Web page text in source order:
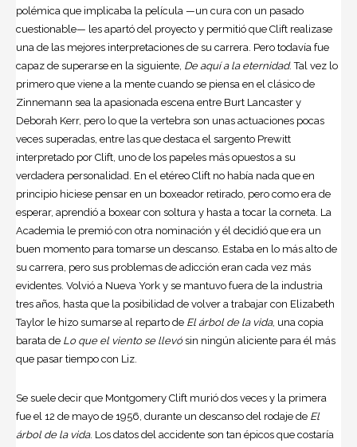
polémica que implicaba la película —un cura con un pasado
cuestionable— les apartó del proyecto y permitió que Clift realizase
una de las mejores interpretaciones de su carrera. Pero todavía fue
capaz de superarse en la siguiente, De aquí a la eternidad. Tal vez lo
primero que viene a la mente cuando se piensa en el clásico de
Zinnemann sea la apasionada escena entre Burt Lancaster y
Deborah Kerr, pero lo que la vertebra son unas actuaciones pocas
veces superadas, entre las que destaca el sargento Prewitt
interpretado por Clift, uno de los papeles más opuestos a su
verdadera personalidad. En el etéreo Clift no había nada que en
principio hiciese pensar en un boxeador retirado, pero como era de
esperar, aprendió a boxear con soltura y hasta a tocar la corneta. La
Academia le premió con otra nominación y él decidió que era un
buen momento para tomarse un descanso. Estaba en lo más alto de
su carrera, pero sus problemas de adicción eran cada vez más
evidentes. Volvió a Nueva York y se mantuvo fuera de la industria
tres años, hasta que la posibilidad de volver a trabajar con Elizabeth
Taylor le hizo sumarse al reparto de El árbol de la vida, una copia
barata de Lo que el viento se llevósin ningún aliciente para él más
que pasar tiempo con Liz.
Se suele decir que Montgomery Clift murió dos veces y la primera
fue el 12 de mayo de 1956, durante un descanso del rodaje de El
árbol de la vida. Los datos del accidente son tan épicos que costaría